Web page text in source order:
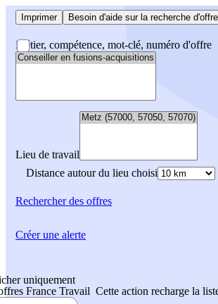
Imprimer Besoin d'aide sur la recherche
Métier, compétence, mot-clé, numéro d'offre
Lieu de travail
Distance autour du lieu choisi
Rechercherdes offres
uniquement
France Travail Cette action recharge la
Créer une alerte